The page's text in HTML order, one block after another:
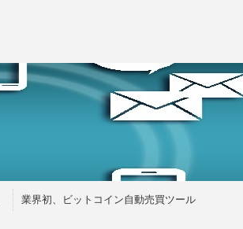
業界初、ビットコイン自動売買ツール